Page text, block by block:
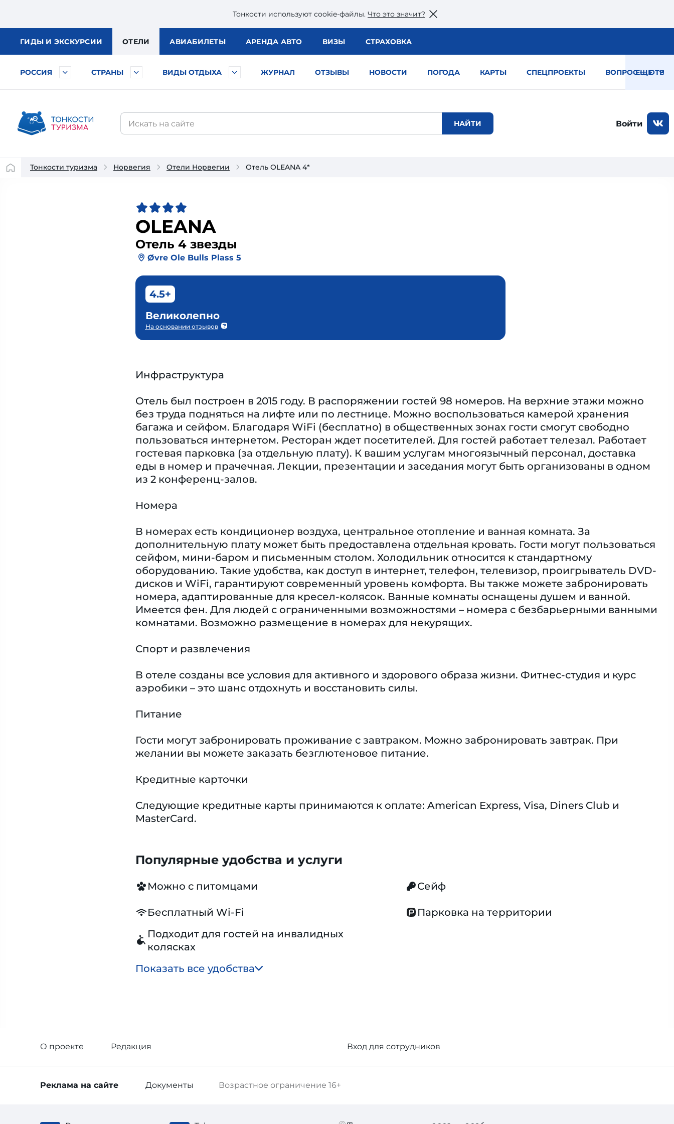
Тонкости используют сookie-файлы. Что это значит?
ГИДЫ И ЭКСКУРСИИ ОТЕЛИ АВИАБИЛЕТЫ АРЕНДА АВТО ВИЗЫ СТРАХОВКА
РОССИЯ СТРАНЫ ВИДЫ ОТДЫХА ЖУРНАЛ ОТЗЫВЫ НОВОСТИ ПОГОДА КАРТЫ СПЕЦПРОЕКТЫ ВОПРОС — ОТВЕТ
ЕЩЕ
Войти
Тонкости туризма Норвегия Отели Норвегии Отель OLEANA 4*
OLEANA
Отель 4 звезды
Øvre Ole Bulls Plass 5
4.5+
Великолепно
На основании отзывов
Инфраструктура
Отель был построен в 2015 году. В распоряжении гостей 98 номеров. На верхние этажи можно
без труда подняться на лифте или по лестнице. Можно воспользоваться камерой хранения
багажа и сейфом. Благодаря WiFi (бесплатно) в общественных зонах гости смогут свободно
пользоваться интернетом. Ресторан ждет посетителей. Для гостей работает телезал. Работает
гостевая парковка (за отдельную плату). К вашим услугам многоязычный персонал, доставка
еды в номер и прачечная. Лекции, презентации и заседания могут быть организованы в одном
из 2 конференц-залов.
Номера
В номерах есть кондиционер воздуха, центральное отопление и ванная комната. За
дополнительную плату может быть предоставлена отдельная кровать. Гости могут пользоваться
сейфом, мини-баром и письменным столом. Холодильник относится к стандартному
оборудованию. Такие удобства, как доступ в интернет, телефон, телевизор, проигрыватель DVD-
дисков и WiFi, гарантируют современный уровень комфорта. Вы также можете забронировать
номера, адаптированные для кресел-колясок. Ванные комнаты оснащены душем и ванной.
Имеется фен. Для людей с ограниченными возможностями – номера с безбарьерными ванными
комнатами. Возможно размещение в номерах для некурящих.
Спорт и развлечения
В отеле созданы все условия для активного и здорового образа жизни. Фитнес-студия и курс
аэробики – это шанс отдохнуть и восстановить силы.
Питание
Гости могут забронировать проживание с завтраком. Можно забронировать завтрак. При
желании вы можете заказать безглютеновое питание.
Кредитные карточки
Следующие кредитные карты принимаются к оплате: American Express, Visa, Diners Club и
MasterCard.
Популярные удобства и услуги
Можно с питомцами Сейф
Бесплатный Wi-Fi
Парковка на территории
Подходит для гостей на инвалидных
колясках
Показать все удобства
О проекте Редакция Вход для сотрудников
Возрастное ограничение 16+
Реклама на сайте Документы